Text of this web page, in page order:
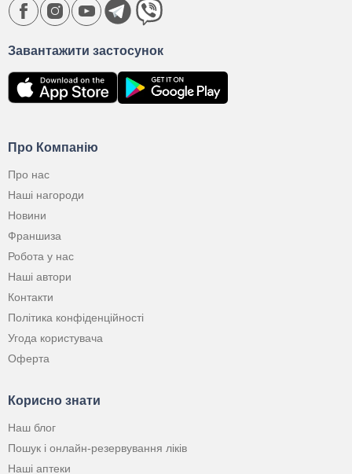
Про Компанію
Про нас
Наші нагороди
Новини
Франшиза
Робота у нас
Наші автори
Контакти
Політика конфіденційності
Угода користувача
Оферта
Корисно знати
Наш блог
Пошук і онлайн-резервування ліків
Наші аптеки
Завантажити застосунок